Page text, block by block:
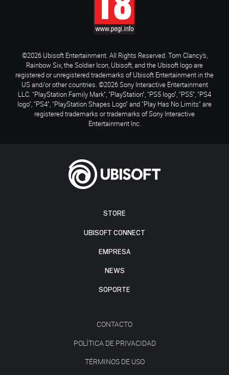
STORE
UBISOFT CONNECT
EMPRESA
NEWS
SOPORTE
CONTACTO
POLÍTICA DE PRIVACIDAD
TÉRMINOS DE USO
©2026 Ubisoft Entertainment. All Rights Reserved. Tom Clancy’s,
Rainbow Six, the Soldier Icon, Ubisoft, and the Ubisoft logo are
registered or unregistered trademarks of Ubisoft Entertainment in the
US and/or other countries. ©2026 Sony Interactive Entertainment
LLC. "PlayStation Family Mark", "PlayStation", "PS5 logo", "PS5", "PS4
logo", "PS4", "PlayStation Shapes Logo" and "Play Has No Limits" are
registered trademarks or trademarks of Sony Interactive
Entertainment Inc.